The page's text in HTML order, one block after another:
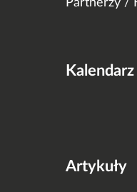
Partnerzy /
Artykuły